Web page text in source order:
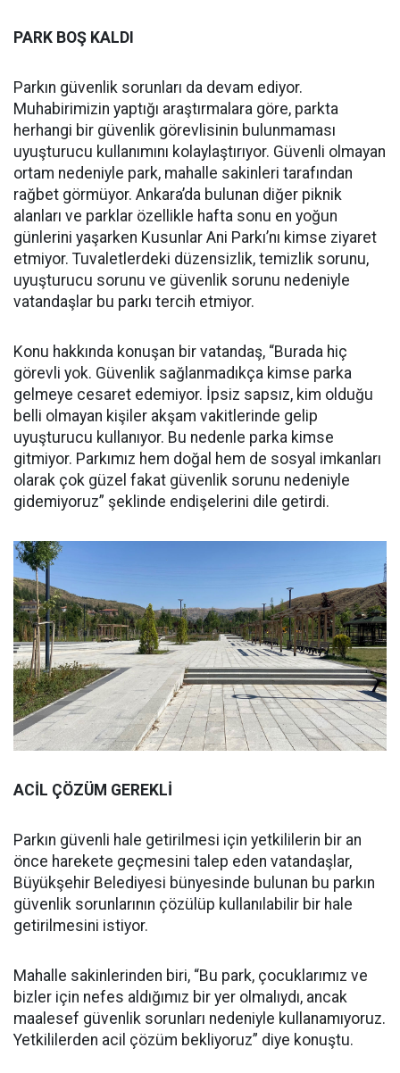
PARK BOŞ KALDI
Parkın güvenlik sorunları da devam ediyor.
Muhabirimizin yaptığı araştırmalara göre, parkta
herhangi bir güvenlik görevlisinin bulunmaması
uyuşturucu kullanımını kolaylaştırıyor. Güvenli olmayan
ortam nedeniyle park, mahalle sakinleri tarafından
rağbet görmüyor. Ankara’da bulunan diğer piknik
alanları ve parklar özellikle hafta sonu en yoğun
günlerini yaşarken Kusunlar Ani Parkı’nı kimse ziyaret
etmiyor. Tuvaletlerdeki düzensizlik, temizlik sorunu,
uyuşturucu sorunu ve güvenlik sorunu nedeniyle
vatandaşlar bu parkı tercih etmiyor.
Konu hakkında konuşan bir vatandaş, “Burada hiç
görevli yok. Güvenlik sağlanmadıkça kimse parka
gelmeye cesaret edemiyor. İpsiz sapsız, kim olduğu
belli olmayan kişiler akşam vakitlerinde gelip
uyuşturucu kullanıyor. Bu nedenle parka kimse
gitmiyor. Parkımız hem doğal hem de sosyal imkanları
olarak çok güzel fakat güvenlik sorunu nedeniyle
gidemiyoruz” şeklinde endişelerini dile getirdi.
ACİL ÇÖZÜM GEREKLİ
Parkın güvenli hale getirilmesi için yetkililerin bir an
önce harekete geçmesini talep eden vatandaşlar,
Büyükşehir Belediyesi bünyesinde bulunan bu parkın
güvenlik sorunlarının çözülüp kullanılabilir bir hale
getirilmesini istiyor.
Mahalle sakinlerinden biri, “Bu park, çocuklarımız ve
bizler için nefes aldığımız bir yer olmalıydı, ancak
maalesef güvenlik sorunları nedeniyle kullanamıyoruz.
Yetkililerden acil çözüm bekliyoruz” diye konuştu.